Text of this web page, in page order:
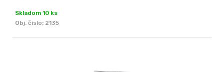
Skladom 10 ks
Obj. čislo: 2135